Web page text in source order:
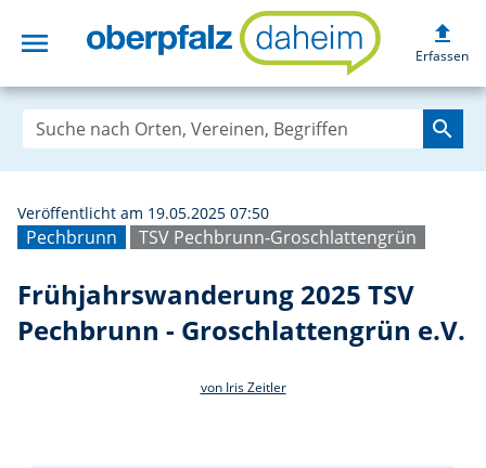
menu upload
Erfassen
search
Pechbrunn TSV Pechbrunn-Groschlattengrün
Veröffentlicht am 19.05.2025 07:50
Frühjahrswanderung 2025 TSV
Pechbrunn - Groschlattengrün e.V.
von Iris Zeitler